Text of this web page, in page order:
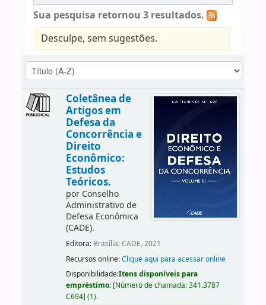
Sua pesquisa retornou 3 resultados.
Desculpe, sem sugestões.
Coletânea de
Artigos em
Defesa da
Concorrência e
Direito
Econômico:
Estudos
Teóricos.
por Conselho
Administrativo de
Defesa Econômica
(CADE).
Editora: Brasília: CADE, 2021
Recursos online:Clique aqui para acessar online
Disponibilidade:Itens disponíveis para
empréstimo: [Número de chamada:341.3787
C694] (1).